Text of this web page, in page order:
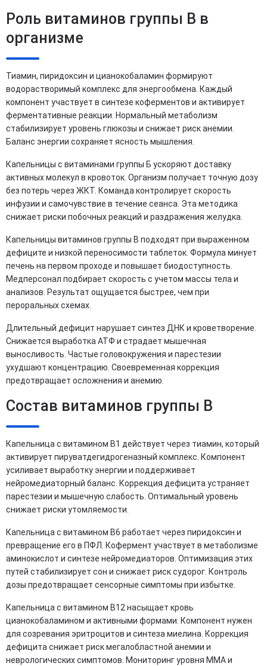
Роль витаминов группы B в
организме
Тиамин, пиридоксин и цианокобаламин формируют
водорастворимый комплекс для энергообмена. Каждый
компонент участвует в синтезе коферментов и активирует
ферментативные реакции. Нормальный метаболизм
стабилизирует уровень глюкозы и снижает риск анемии.
Баланс энергии сохраняет ясность мышления.
Капельницы с витаминами группы Б ускоряют доставку
активных молекул в кровоток. Организм получает точную дозу
без потерь через ЖКТ. Команда контролирует скорость
инфузии и самочувствие в течение сеанса. Эта методика
снижает риски побочных реакций и раздражения желудка.
Капельницы витаминов группы B подходят при выраженном
дефиците и низкой переносимости таблеток. Формула минует
печень на первом проходе и повышает биодоступность.
Медперсонал подбирает скорость с учетом массы тела и
анализов. Результат ощущается быстрее, чем при
пероральных схемах.
Длительный дефицит нарушает синтез ДНК и кроветворение.
Снижается выработка АТФ и страдает мышечная
выносливость. Частые головокружения и парестезии
ухудшают концентрацию. Своевременная коррекция
предотвращает осложнения и анемию.
Состав витаминов группы B
Капельница с витамином B1 действует через тиамин, который
активирует пируватдегидрогеназный комплекс. Компонент
усиливает выработку энергии и поддерживает
нейромедиаторный баланс. Коррекция дефицита устраняет
парестезии и мышечную слабость. Оптимальный уровень
снижает риски утомляемости.
Капельница с витамином B6 работает через пиридоксин и
превращение его в ПФЛ. Кофермент участвует в метаболизме
аминокислот и синтезе нейромедиаторов. Оптимизация этих
путей стабилизирует сон и снижает риск судорог. Контроль
дозы предотвращает сенсорные симптомы при избытке.
Капельница с витамином B12 насыщает кровь
цианокобаламином и активными формами. Компонент нужен
для созревания эритроцитов и синтеза миелина. Коррекция
дефицита снижает риск мегалобластной анемии и
неврологических симптомов. Мониторинг уровня MMA и